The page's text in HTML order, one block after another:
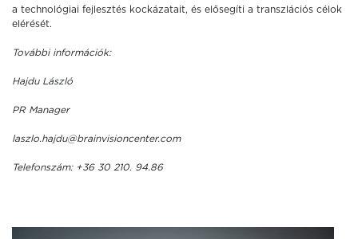
a technológiai fejlesztés kockázatait, és elősegíti a transzlációs célok
elérését.
További információk:
Hajdu László
PR Manager
laszlo.hajdu@brainvisioncenter.com
Telefonszám: +36 30 210. 94.86